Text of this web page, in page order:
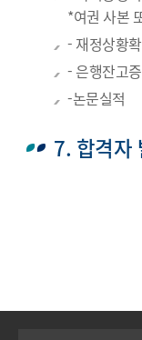
*여권 사본
- 재정상황
- 은행잔고
-논문실적
7. 합격자